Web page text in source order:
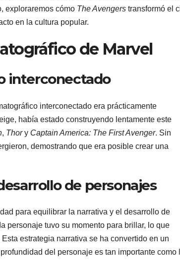
exploraremos cómo The Avengers transformó el
en la cultura popular.
de Marvel
interconectado
interconectado era prácticamente
había estado construyendo lentamente este
, Thory Captain America: The First Avenger. Sin
demostrando que era posible crear una
de personajes
para equilibrar la narrativa y el desarrollo de
personaje tuvo su momento para brillar, lo que
estrategia narrativa se ha convertido en un
del personaje es tan importante como